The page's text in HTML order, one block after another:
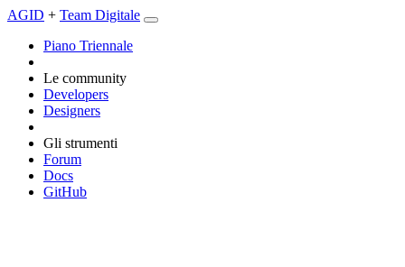
AGID + Team Digitale
Piano Triennale
Le community
Developers
Designers
Gli strumenti
Forum
Docs
GitHub